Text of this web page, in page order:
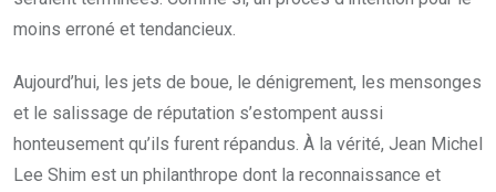
moins erroné et tendancieux.
Aujourd’hui, les jets de boue, le dénigrement, les mensonges
et le salissage de réputation s’estompent aussi
honteusement qu’ils furent répandus. À la vérité, Jean Michel
Lee Shim est un philanthrope dont la reconnaissance et